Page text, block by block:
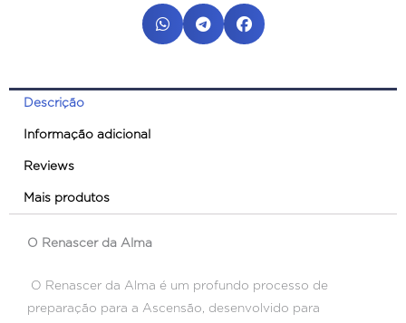
Descrição
Informação adicional
Reviews
Mais produtos
O Renascer da Alma
O Renascer da Alma é um profundo processo de
preparação para a Ascensão, desenvolvido para